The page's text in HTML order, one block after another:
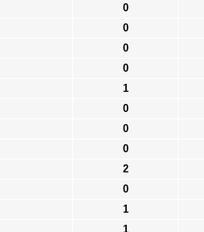
0
0
0
0
1
0
0
0
2
0
1
1